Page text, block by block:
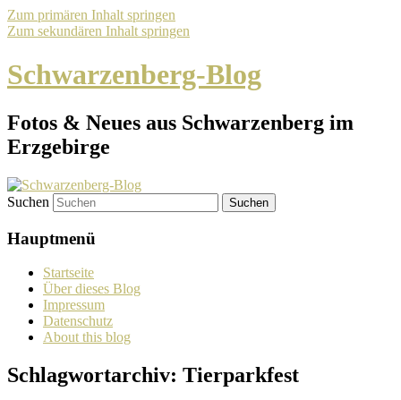
Zum primären Inhalt springen
Zum sekundären Inhalt springen
Schwarzenberg-Blog
Fotos & Neues aus Schwarzenberg im
Erzgebirge
Suchen
Hauptmenü
Startseite
Über dieses Blog
Impressum
Datenschutz
About this blog
Schlagwortarchiv: Tierparkfest